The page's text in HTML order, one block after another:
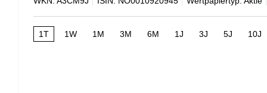
1T 1W 1M 3M 6M 1J 3J 5J 10J